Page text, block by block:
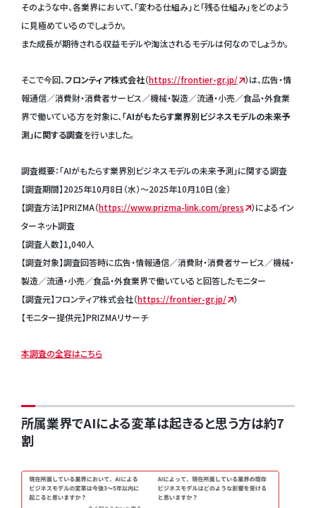
そのような中、各業界において、「変わる仕組み」と「残る仕組み」をどのよう
に見極めているのでしょうか。
また成長が期待される収益モデルや淘汰されるモデルは何なのでしょうか。
そこで今回、フロンティア株式会社（https://frontier-gr.jp/ ）は、広告・情
報通信／消費財・消費者サービス／機械・製造／流通・小売／食品・外食業
界で働いている方を対象に、 「AIがもたらす業界別ビジネスモデルの未来予
測」に関する調査を行いました。
調査概要：「AIがもたらす業界別ビジネスモデルの未来予測」に関する調査
【調査期間】2025年10月8日（水）～2025年10月10日（金）
【調査方法】PRIZMA（https://www.prizma-link.com/press
）によるイン
ターネット調査
【調査人数】1,040人
【調査対象】調査回答時に広告・情報通信／消費財・消費者サービス／機械・
製造／流通・小売／食品・外食業界で働いていると回答したモニター
【調査元】フロンティア株式会社（https://frontier-gr.jp/ ）
【モニター提供元】PRIZMAリサーチ
本調査の全容はこちら
所属業界でAIによる変革は起きると思う方は約7
割